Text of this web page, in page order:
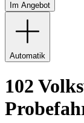
Im Angebot
Automatik
102